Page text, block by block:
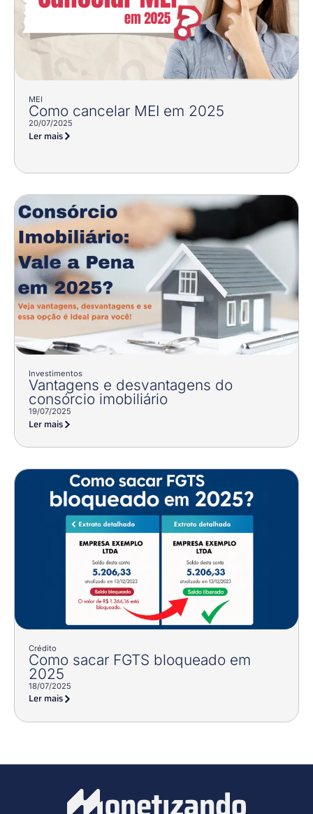
MEI
Como cancelar MEI em 2025
20/07/2025
Ler mais
Investimentos
Vantagens e desvantagens do
consórcio imobiliário
19/07/2025
Ler mais
Crédito
Como sacar FGTS bloqueado em
2025
18/07/2025
Ler mais